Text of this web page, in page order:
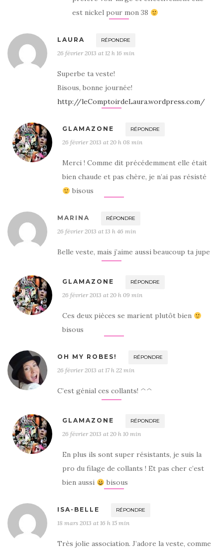
est nickel pour mon 38
LAURA RÉPONDRE
26 février 2013 at 12 h 16 min
Superbe ta veste!
Bisous, bonne journée!
http://leComptoirdeLaura.wordpress.com/
GLAMAZONE RÉPONDRE
26 février 2013 at 20 h 08 min
Merci ! Comme dit précédemment elle était
bien chaude et pas chère, je n’ai pas résisté
bisous
MARINA RÉPONDRE
26 février 2013 at 13 h 46 min
Belle veste, mais j’aime aussi beaucoup ta jupe
GLAMAZONE RÉPONDRE
26 février 2013 at 20 h 09 min
Ces deux pièces se marient plutôt bien
bisous
OH MY ROBES! RÉPONDRE
26 février 2013 at 17 h 22 min
C’est génial ces collants! ^^
GLAMAZONE RÉPONDRE
26 février 2013 at 20 h 10 min
En plus ils sont super résistants, je suis la
pro du filage de collants ! Et pas cher c’est
bien aussi
bisous
ISA-BELLE RÉPONDRE
18 mars 2013 at 16 h 15 min
Très jolie association. J’adore la veste, comme